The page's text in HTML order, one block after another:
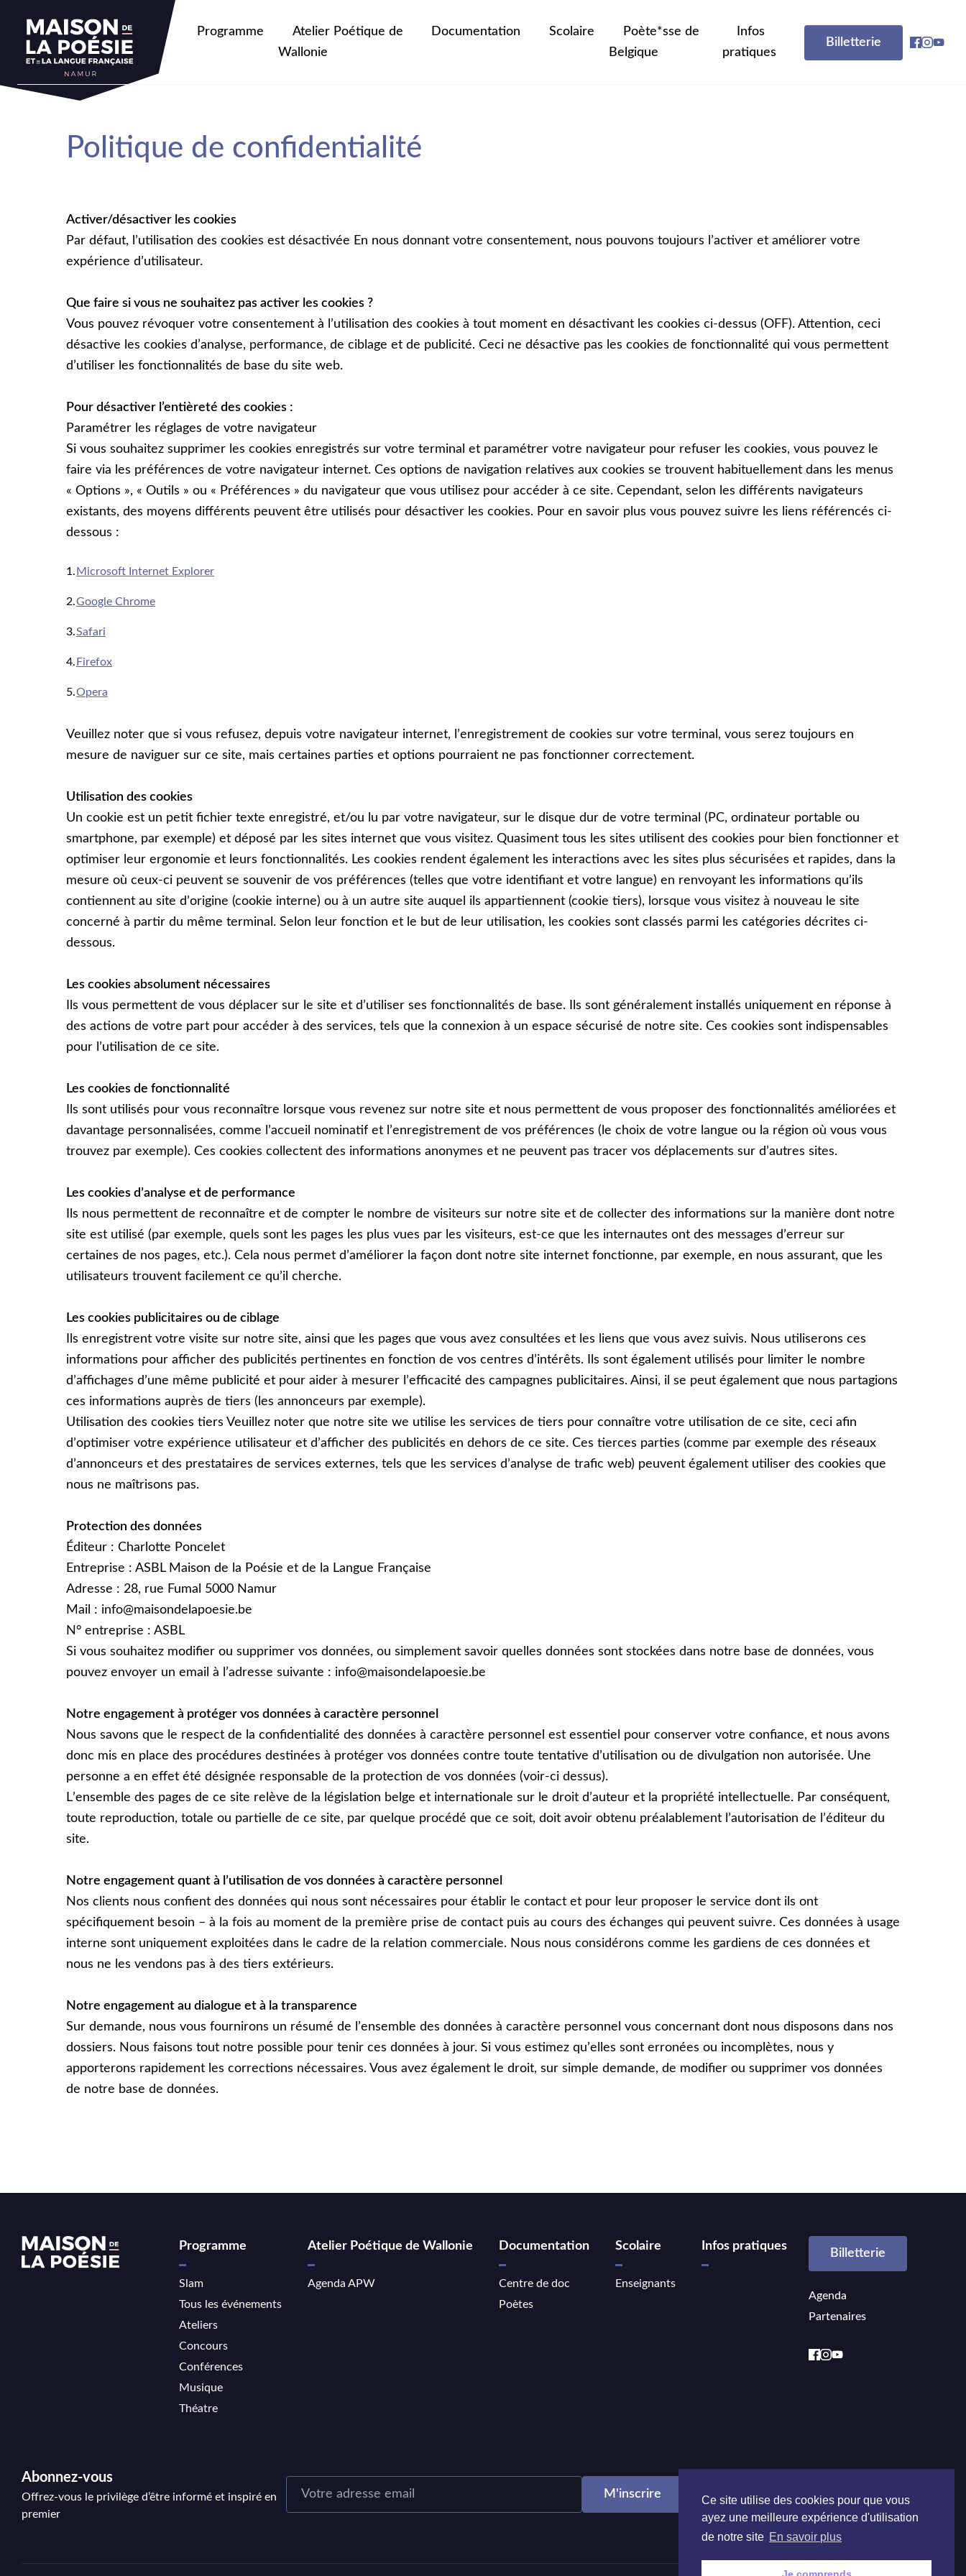
Programme
Atelier Poétique de
Wallonie
Documentation Scolaire
Poète*sse de
Belgique
Infos
pratiques
Billetterie
Politique de confidentialité
Activer/désactiver les cookies
Par défaut, lʼutilisation des cookies est désactivée En nous donnant votre consentement, nous pouvons toujours lʼactiver et améliorer votre
expérience dʼutilisateur.
Que faire si vous ne souhaitez pas activer les cookies ?
Vous pouvez révoquer votre consentement à lʼutilisation des cookies à tout moment en désactivant les cookies ci-dessus (OFF). Attention, ceci
désactive les cookies d’analyse, performance, de ciblage et de publicité. Ceci ne désactive pas les cookies de fonctionnalité qui vous permettent
d’utiliser les fonctionnalités de base du site web.
Pour désactiver l’entièreté des cookies :
Paramétrer les réglages de votre navigateur
Si vous souhaitez supprimer les cookies enregistrés sur votre terminal et paramétrer votre navigateur pour refuser les cookies, vous pouvez le
faire via les préférences de votre navigateur internet. Ces options de navigation relatives aux cookies se trouvent habituellement dans les menus
« Options », « Outils » ou « Préférences » du navigateur que vous utilisez pour accéder à ce site. Cependant, selon les différents navigateurs
existants, des moyens différents peuvent être utilisés pour désactiver les cookies. Pour en savoir plus vous pouvez suivre les liens référencés ci-
dessous :
Microsoft Internet Explorer
Google Chrome
Safari
Firefox
Opera
Veuillez noter que si vous refusez, depuis votre navigateur internet, lʼenregistrement de cookies sur votre terminal, vous serez toujours en
mesure de naviguer sur ce site, mais certaines parties et options pourraient ne pas fonctionner correctement.
Utilisation des cookies
Un cookie est un petit fichier texte enregistré, et/ou lu par votre navigateur, sur le disque dur de votre terminal (PC, ordinateur portable ou
smartphone, par exemple) et déposé par les sites internet que vous visitez. Quasiment tous les sites utilisent des cookies pour bien fonctionner et
optimiser leur ergonomie et leurs fonctionnalités. Les cookies rendent également les interactions avec les sites plus sécurisées et rapides, dans la
mesure où ceux-ci peuvent se souvenir de vos préférences (telles que votre identifiant et votre langue) en renvoyant les informations quʼils
contiennent au site dʼorigine (cookie interne) ou à un autre site auquel ils appartiennent (cookie tiers), lorsque vous visitez à nouveau le site
concerné à partir du même terminal. Selon leur fonction et le but de leur utilisation, les cookies sont classés parmi les catégories décrites ci-
dessous.
Les cookies absolument nécessaires
Ils vous permettent de vous déplacer sur le site et dʼutiliser ses fonctionnalités de base. Ils sont généralement installés uniquement en réponse à
des actions de votre part pour accéder à des services, tels que la connexion à un espace sécurisé de notre site. Ces cookies sont indispensables
pour lʼutilisation de ce site.
Les cookies de fonctionnalité
Ils sont utilisés pour vous reconnaître lorsque vous revenez sur notre site et nous permettent de vous proposer des fonctionnalités améliorées et
davantage personnalisées, comme lʼaccueil nominatif et lʼenregistrement de vos préférences (le choix de votre langue ou la région où vous vous
trouvez par exemple). Ces cookies collectent des informations anonymes et ne peuvent pas tracer vos déplacements sur dʼautres sites.
Les cookies dʼanalyse et de performance
Ils nous permettent de reconnaître et de compter le nombre de visiteurs sur notre site et de collecter des informations sur la manière dont notre
site est utilisé (par exemple, quels sont les pages les plus vues par les visiteurs, est-ce que les internautes ont des messages dʼerreur sur
certaines de nos pages, etc.). Cela nous permet dʼaméliorer la façon dont notre site internet fonctionne, par exemple, en nous assurant, que les
utilisateurs trouvent facilement ce quʼil cherche.
Les cookies publicitaires ou de ciblage
Ils enregistrent votre visite sur notre site, ainsi que les pages que vous avez consultées et les liens que vous avez suivis. Nous utiliserons ces
informations pour afficher des publicités pertinentes en fonction de vos centres dʼintérêts. Ils sont également utilisés pour limiter le nombre
dʼaffichages dʼune même publicité et pour aider à mesurer lʼefficacité des campagnes publicitaires. Ainsi, il se peut également que nous partagions
ces informations auprès de tiers (les annonceurs par exemple).
Utilisation des cookies tiers Veuillez noter que notre site we utilise les services de tiers pour connaître votre utilisation de ce site, ceci afin
dʼoptimiser votre expérience utilisateur et dʼafficher des publicités en dehors de ce site. Ces tierces parties (comme par exemple des réseaux
dʼannonceurs et des prestataires de services externes, tels que les services dʼanalyse de trafic web) peuvent également utiliser des cookies que
nous ne maîtrisons pas.
Protection des données
Éditeur : Charlotte Poncelet
Entreprise : ASBL Maison de la Poésie et de la Langue Française
Adresse : 28, rue Fumal 5000 Namur
Mail : info@maisondelapoesie.be
N° entreprise : ASBL
Si vous souhaitez modifier ou supprimer vos données, ou simplement savoir quelles données sont stockées dans notre base de données, vous
pouvez envoyer un email à l’adresse suivante : info@maisondelapoesie.be
Notre engagement à protéger vos données à caractère personnel
Nous savons que le respect de la confidentialité des données à caractère personnel est essentiel pour conserver votre confiance, et nous avons
donc mis en place des procédures destinées à protéger vos données contre toute tentative dʼutilisation ou de divulgation non autorisée. Une
personne a en effet été désignée responsable de la protection de vos données (voir-ci dessus).
Lʼensemble des pages de ce site relève de la législation belge et internationale sur le droit dʼauteur et la propriété intellectuelle. Par conséquent,
toute reproduction, totale ou partielle de ce site, par quelque procédé que ce soit, doit avoir obtenu préalablement lʼautorisation de lʼéditeur du
site.
Notre engagement quant à lʼutilisation de vos données à caractère personnel
Nos clients nous confient des données qui nous sont nécessaires pour établir le contact et pour leur proposer le service dont ils ont
spécifiquement besoin – à la fois au moment de la première prise de contact puis au cours des échanges qui peuvent suivre. Ces données à usage
interne sont uniquement exploitées dans le cadre de la relation commerciale. Nous nous considérons comme les gardiens de ces données et
nous ne les vendons pas à des tiers extérieurs.
Notre engagement au dialogue et à la transparence
Sur demande, nous vous fournirons un résumé de lʼensemble des données à caractère personnel vous concernant dont nous disposons dans nos
dossiers. Nous faisons tout notre possible pour tenir ces données à jour. Si vous estimez quʼelles sont erronées ou incomplètes, nous y
apporterons rapidement les corrections nécessaires. Vous avez également le droit, sur simple demande, de modifier ou supprimer vos données
de notre base de données.
Programme
Slam
Tous les événements
Ateliers
Concours
Conférences
Musique
Théatre
Atelier Poétique de Wallonie
Agenda APW
Documentation
Centre de doc
Poètes
Scolaire
Enseignants
Infos pratiques
Billetterie
Agenda
Partenaires
Abonnez-vous
Offrez-vous le privilège d’être informé et inspiré en
premier
Ce site utilise des cookies pour que vous
ayez une meilleure expérience d'utilisation
de notre site En savoir plus